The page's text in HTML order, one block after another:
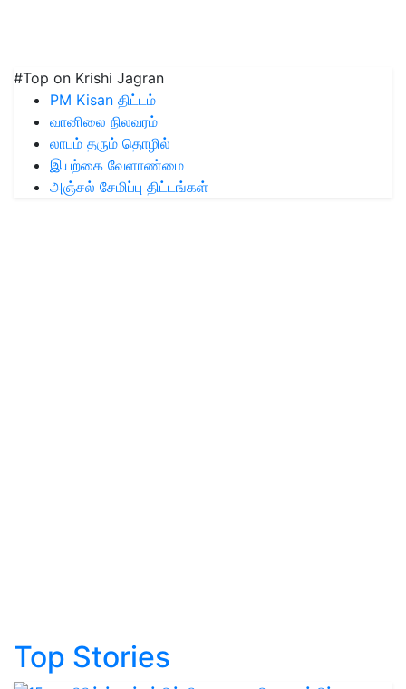
#Top on Krishi Jagran
PM Kisan திட்டம்
வானிலை நிலவரம்
லாபம் தரும் தொழில்
இயற்கை வேளாண்மை
அஞ்சல் சேமிப்பு திட்டங்கள்
Top Stories